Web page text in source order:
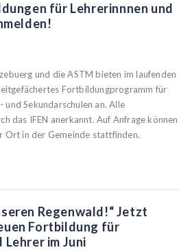
für Lehrerinnnen und
und die ASTM bieten im laufenden
Fortbildungprogramm für
und Sekundarschulen an. Alle
das IFEN anerkannt. Auf Anfrage können
Ort in der Gemeinde stattfinden.
Regenwald!“ Jetzt
Fortbildung für
Lehrer im Juni